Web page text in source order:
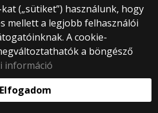
(„sütiket”) használunk, hogy
mellett a legjobb felhasználói
A cookie-
a böngésző
információ
Elfogadom